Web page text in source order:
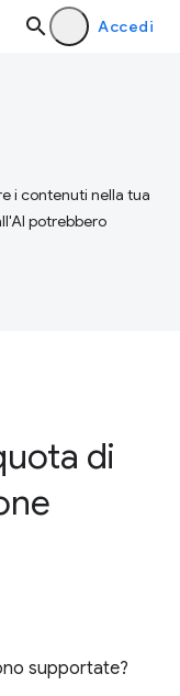
Accedi
i contenuti nella tua
potrebbero
di
supportate?